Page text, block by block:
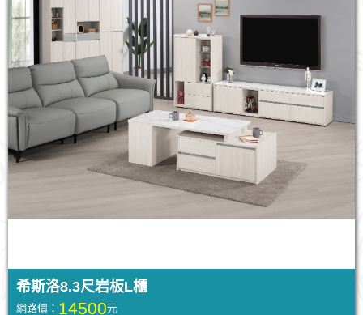
希斯洛8.3尺岩板L櫃
網路價： 14500元